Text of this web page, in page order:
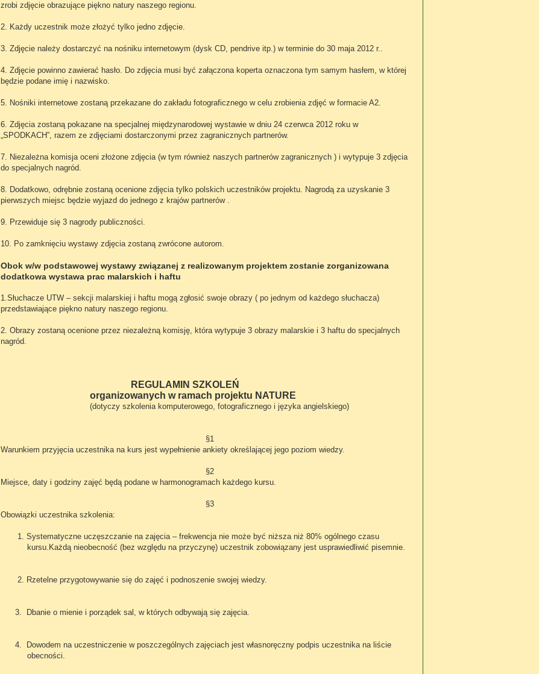
zrobi zdjęcie obrazujące piękno natury naszego regionu.
2. Każdy uczestnik może złożyć tylko jedno zdjęcie.
3. Zdjęcie należy dostarczyć na nośniku internetowym (dysk CD, pendrive itp.) w terminie do 30 maja 2012 r..
4. Zdjęcie powinno zawierać hasło. Do zdjęcia musi być załączona koperta oznaczona tym samym hasłem, w której
będzie podane imię i nazwisko.
5. Nośniki internetowe zostaną przekazane do zakładu fotograficznego w celu zrobienia zdjęć w formacie A2.
6. Zdjęcia zostaną pokazane na specjalnej międzynarodowej wystawie w dniu 24 czerwca 2012 roku w
„SPODKACH”, razem ze zdjęciami dostarczonymi przez zagranicznych partnerów.
7. Niezależna komisja oceni złożone zdjęcia (w tym również naszych partnerów zagranicznych ) i wytypuje 3 zdjęcia
do specjalnych nagród.
8. Dodatkowo, odrębnie zostaną ocenione zdjęcia tylko polskich uczestników projektu. Nagrodą za uzyskanie 3
pierwszych miejsc będzie wyjazd do jednego z krajów partnerów .
9. Przewiduje się 3 nagrody publiczności.
10. Po zamknięciu wystawy zdjęcia zostaną zwrócone autorom.
Obok w/w podstawowej wystawy związanej z realizowanym projektem zostanie zorganizowana
dodatkowa wystawa prac malarskich i haftu
1.Słuchacze UTW – sekcji malarskiej i haftu mogą zgłosić swoje obrazy ( po jednym od każdego słuchacza)
przedstawiające piękno natury naszego regionu.
2. Obrazy zostaną ocenione przez niezależną komisję, która wytypuje 3 obrazy malarskie i 3 haftu do specjalnych
nagród.
REGULAMIN SZKOLEŃ
organizowanych w ramach projektu NATURE
(dotyczy szkolenia komputerowego, fotograficznego i języka angielskiego)
§1
Warunkiem przyjęcia uczestnika na kurs jest wypełnienie ankiety określającej jego poziom wiedzy.
§2
Miejsce, daty i godziny zajęć będą podane w harmonogramach każdego kursu.
§3
Obowiązki uczestnika szkolenia:
1. Systematyczne uczęszczanie na zajęcia – frekwencja nie może być niższa niż 80% ogólnego czasu
kursu.Każdą nieobecność (bez względu na przyczynę) uczestnik zobowiązany jest usprawiedliwić pisemnie.
2. Rzetelne przygotowywanie się do zajęć i podnoszenie swojej wiedzy.
3. Dbanie o mienie i porządek sal, w których odbywają się zajęcia.
4. Dowodem na uczestniczenie w poszczególnych zajęciach jest własnoręczny podpis uczestnika na liście
obecności.